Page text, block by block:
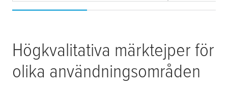
Högkvalitativa märktejper för
olika användningsområden